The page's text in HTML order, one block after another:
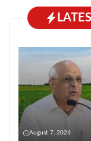
August 7, 2026